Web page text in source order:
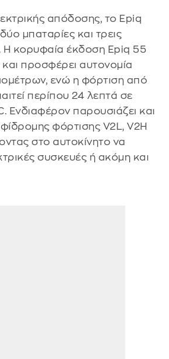
απόδοσης, το Epiq
μπαταρίες και τρεις
Η κορυφαία έκδοση Epiq 55
προσφέρει αυτονομία
ενώ η φόρτιση από
περίπου 24 λεπτά σε
Ενδιαφέρον παρουσιάζει και
φόρτισης V2L, V2H
στο αυτοκίνητο να
συσκευές ή ακόμη και